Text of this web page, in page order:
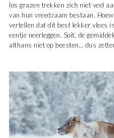
los grazen trekken zich niet veel
van hun vreedzaam bestaan.
vertellen dat dit best lekker vlees
eentje neerleggen. Soit, de
althans niet op beesten… dus